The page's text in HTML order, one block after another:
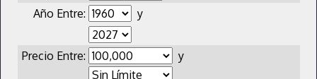
Año Entre:
y
Precio Entre: y